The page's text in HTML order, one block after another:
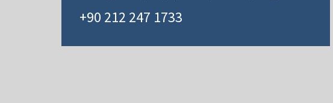
+90 212 247 1733